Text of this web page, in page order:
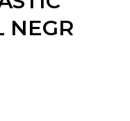
NEGR